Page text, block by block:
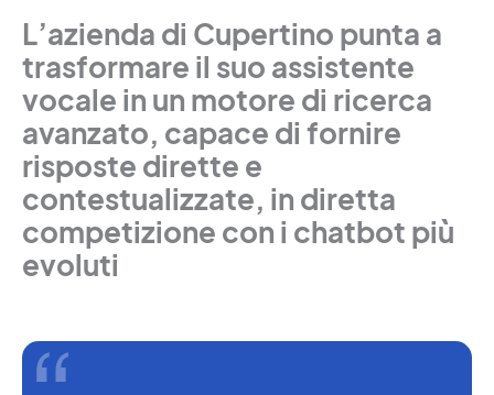
L’azienda di Cupertino punta a
trasformare il suo assistente
vocale in un motore di ricerca
avanzato, capace di fornire
risposte dirette e
contestualizzate, in diretta
competizione con i chatbot più
evoluti